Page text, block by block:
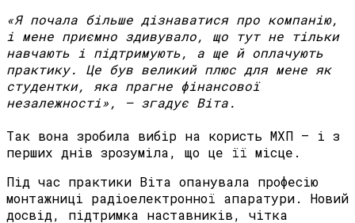
«Я почала більше дізнаватися про компанію,
і мене приємно здивувало, що тут не тільки
навчають і підтримують, а ще й оплачують
практику. Це був великий плюс для мене як
студентки, яка прагне фінансової
незалежності», — згадує Віта.
Так вона зробила вибір на користь МХП — і з
перших днів зрозуміла, що це її місце.
Під час практики Віта опанувала професію
монтажниці радіоелектронної апаратури. Новий
досвід, підтримка наставників, чітка